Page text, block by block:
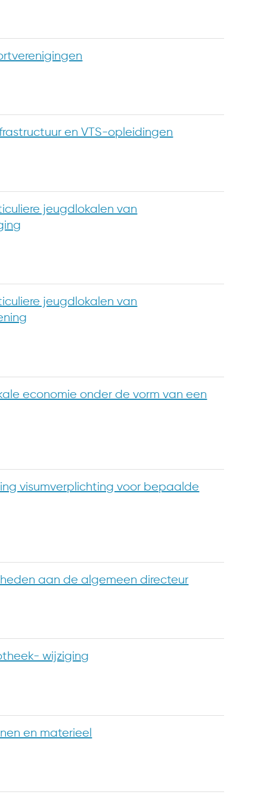
en VTS-opleidingen
jeugdlokalen van
jeugdlokalen van
economie onder de vorm van een
visumverplichting voor bepaalde
aan de algemeen directeur
wijziging
en materieel